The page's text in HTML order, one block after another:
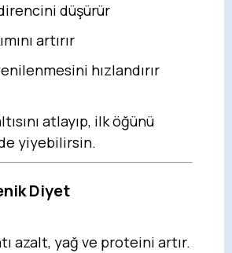
düşürür
artırır
hızlandırır
atlayıp, ilk öğünü
yiyebilirsin.
Diyet
azalt, yağ ve proteini artır.